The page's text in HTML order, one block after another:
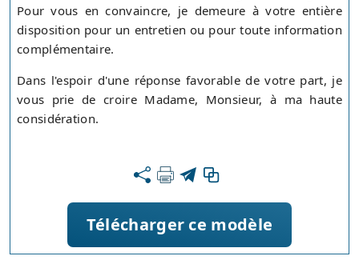
Pour vous en convaincre, je demeure à votre entière
disposition pour un entretien ou pour toute information
complémentaire.
Dans l'espoir d'une réponse favorable de votre part, je
vous prie de croire Madame, Monsieur, à ma haute
considération.
Télécharger ce modèle